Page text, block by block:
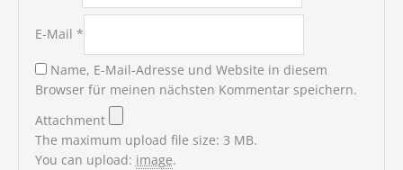
E-Mail *
Name, E-Mail-Adresse und Website in diesem
Browser für meinen nächsten Kommentar speichern.
Attachment
The maximum upload file size: 3 MB.
You can upload: image.